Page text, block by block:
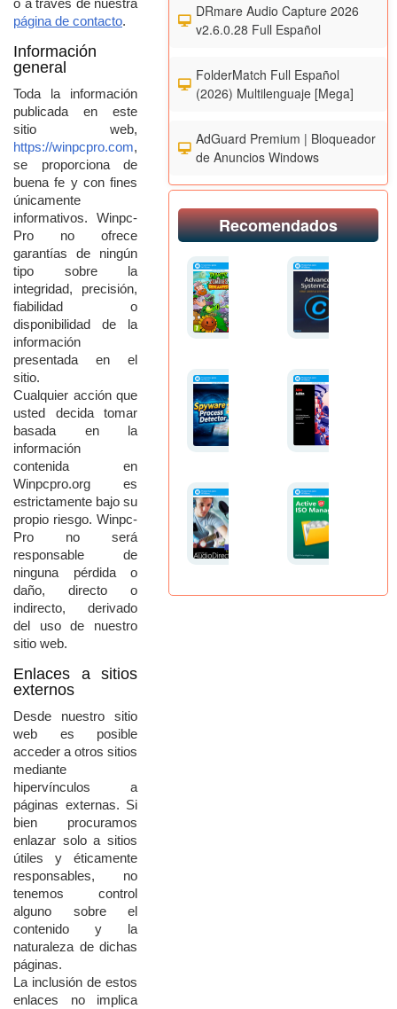
o a través de nuestra
página de contacto.
Información
general
Toda la información
publicada en este
sitio web,
https://winpcpro.com,
se proporciona de
buenafe y con fines
únicamente
informativos. Winpc-
Pro no ofrece
garantías de ningún
tipo sobre la
integridad, precisión,
fiabilidad o
disponibilidad de la
información
presentada en el
sitio.
Cualquier acción que
usted decida tomar
basada en la
información
contenida en
Winpcpro.org es
estrictamente bajo su
propio riesgo. Winpc-
Pro no será
responsable de
ninguna pérdida o
daño, directo o
indirecto, derivado
del usode nuestro
sitio web.
Enlaces a sitios
externos
Desde nuestro sitio
web es posible
acceder a otros sitios
mediante
hipervínculos a
páginas externas. Si
bien procuramos
enlazar soloasitios
útiles y éticamente
responsables, no
tenemos control
alguno sobre el
contenido y la
naturaleza de dichas
páginas.
La inclusión de estos
enlaces no implica
DRmare Audio Capture 2026
v2.6.0.28 Full Español
FolderMatch Full Español
(2026) Multilenguaje [Mega]
AdGuard Premium | Bloqueador
de Anuncios Windows
Recomendados